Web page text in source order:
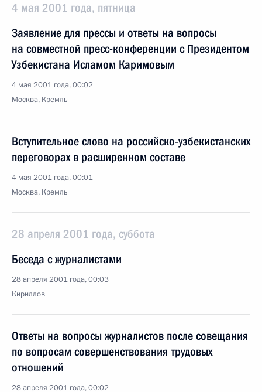
4 мая 2001 года, пятница
Заявление для прессы и ответы на вопросы
на совместной пресс-конференции с Президентом
Узбекистана Исламом Каримовым
4 мая 2001 года, 00:02
Москва, Кремль
Вступительное слово на российско-узбекистанских
переговорах в расширенном составе
4 мая 2001 года, 00:01
Москва, Кремль
28 апреля 2001 года, суббота
Беседа с журналистами
28 апреля 2001 года, 00:03
Кириллов
Ответы на вопросы журналистов после совещания
по вопросам совершенствования трудовых
отношений
28 апреля 2001 года, 00:02